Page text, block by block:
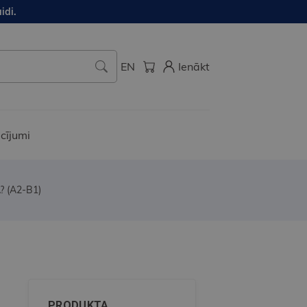
EN Ienākt
(A2-B1)